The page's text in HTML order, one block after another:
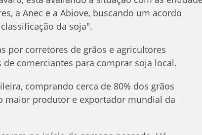
a Anec e a Abiove, buscando um acordo
da soja".
por corretores de grãos e agricultores
comerciantes para comprar soja local.
comprando cerca de 80% dos grãos
maior produtor e exportador mundial da